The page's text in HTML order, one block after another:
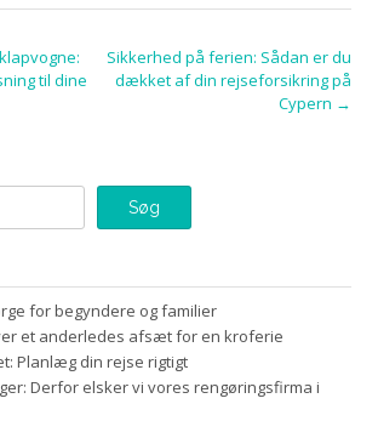
til dine
Sikkerhed på ferien: Sådan er du
dækket af din rejseforsikring på
Cypern →
Søg
for begyndere og familier
et anderledes afsæt for en kroferie
Planlæg din rejse rigtigt
Derfor elsker vi vores rengøringsfirma i